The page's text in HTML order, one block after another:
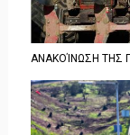
ΑΝΑΚΟΊΝΩΣΗ ΤΗΣ